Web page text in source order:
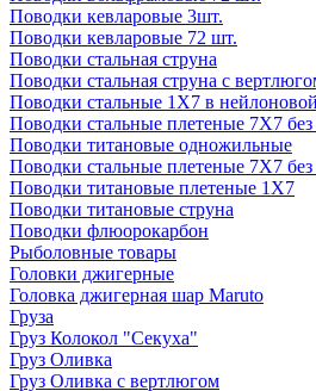
Поводки кевларовые 3шт.
Поводки кевларовые 72 шт.
Поводки стальная струна
Поводки стальная струна с
Поводки стальные 1X7 в
Поводки стальные плетеные 7X7
Поводки титановые одножильные
Поводки стальные плетеные 7X7
Поводки титановые плетеные 1X7
Поводки титановые струна
Поводки флюорокарбон
Рыболовные товары
Головки джигерные
Головка джигерная шар Maruto
Груза
Груз Колокол "Секуха"
Груз Оливка
Груз Оливка с вертлюгом